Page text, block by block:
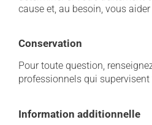
cause et, au besoin, vous
Conservation
Pour toute question,
professionnels qui
Information additionnelle